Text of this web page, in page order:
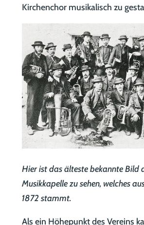
Kirchenchor musikalisch zu
Hier ist das älteste bekannte Bild
Musikkapelle zu sehen, welches
1872 stammt.
Als ein Höhepunkt des Vereins